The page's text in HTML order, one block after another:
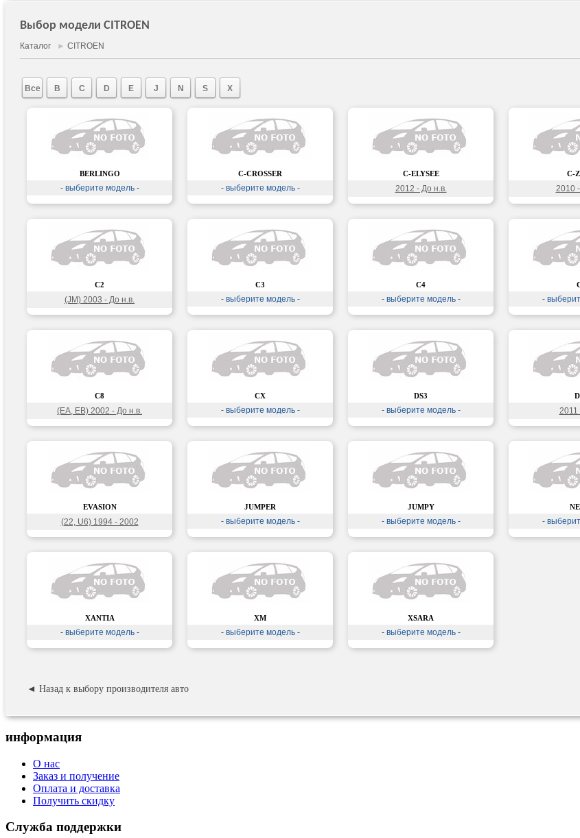
Выбор модели CITROEN
Каталог ► CITROEN
Все B C D E J N S X
BERLINGO
- выберите модель -
C-CROSSER
- выберите модель -
C-ELYSEE
2012 - До н.в.
C-
2010
C2
(JM) 2003 - До н.в.
C3
- выберите модель -
C4
- выберите модель - -
C8
(EA, EB) 2002 - До н.в.
CX
- выберите модель -
DS3
- выберите модель - 2011
EVASION
(22, U6) 1994 - 2002
JUMPER
- выберите модель -
JUMPY
- выберите модель - -
XANTIA
- выберите модель -
XM
- выберите модель -
XSARA
- выберите модель -
◄ Назад к выбору производителя авто
информация
О нас
Заказ и получение
Оплата и доставка
Получить скидку
Служба поддержки